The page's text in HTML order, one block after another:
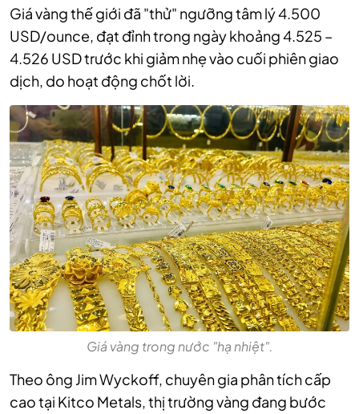
Giá vàng thế giới đã "thử" ngưỡng tâm lý 4.500
USD/ounce, đạt đỉnh trong ngày khoảng 4.525 –
4.526 USD trước khi giảm nhẹ vào cuối phiên giao
dịch, do hoạt động chốt lời.
Giá vàng trong nước "hạ nhiệt".
Theo ông Jim Wyckoff, chuyên gia phân tích cấp
cao tại Kitco Metals, thị trường vàng đang bước